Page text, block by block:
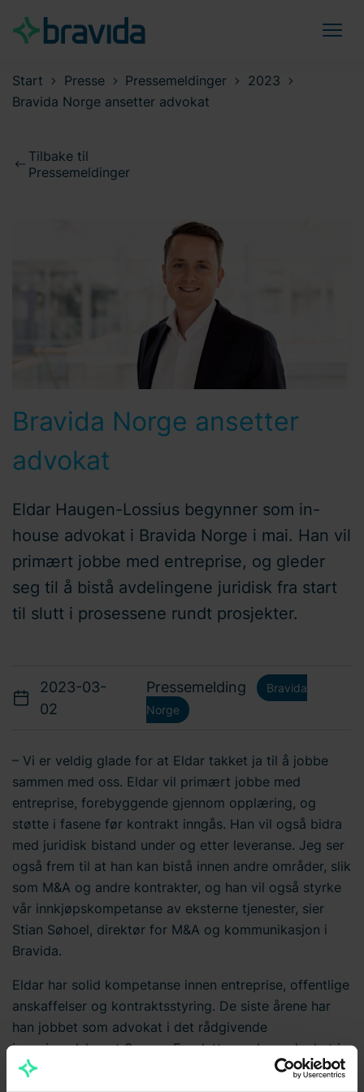
Start Presse Pressemeldinger
2023
Bravida Norge ansetter advokat
Tilbake til
Pressemeldinger
Bravida Norge ansetter
advokat
Eldar Haugen-Lossius begynner som in-
house advokat i Bravida Norge i mai. Han vil
primært jobbe med entreprise, og gleder
seg til å bistå avdelingene juridisk fra start
til slutt i prosessene rundt prosjekter.
2023-03-
02
Pressemelding
Bravida
Norge
– Vi er veldig glade for at Eldar takket ja til å jobbe
sammen med oss. Eldar vil primært jobbe med
entreprise, forebyggende gjennom opplæring, og
støtte i fasene før kontrakt inngås. Han vil også bidra
med juridisk bistand under og etter leveranse. Jeg ser
også frem til at han kan bistå innen andre områder, slik
som M&A og andre kontrakter, og han vil også styrke
vår innkjøpskompetanse av eksterne tjenester, sier
Stian Søhoel, direktør for M&A og kommunikasjon i
Bravida.
Eldar har solid kompetanse innen entreprise, offentlige
anskaffelser og kontraktsstyring. De siste årene har
han jobbet som advokat i det rådgivende
ingeniørselskapet Sweco. Før dette var han advokat i
det internasjonale forretningsadvokatfirmaet DLA